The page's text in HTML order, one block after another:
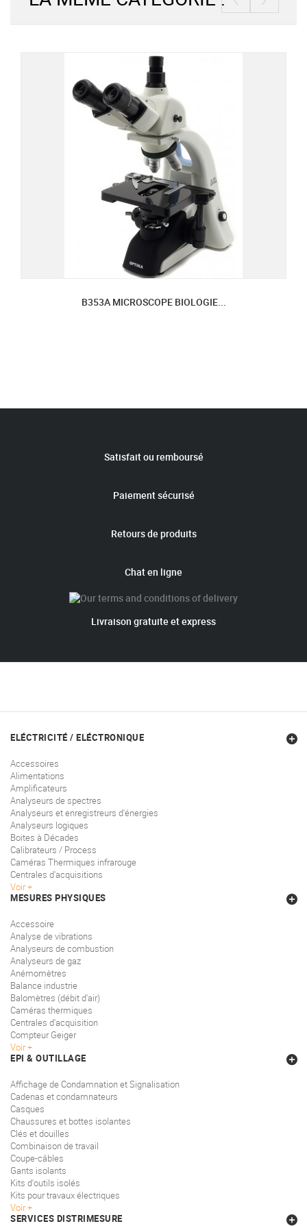
B353A MICROSCOPE BIOLOGIE...
Satisfait ou remboursé
Paiement sécurisé
Retours de produits
Chat en ligne
Livraison gratuite et express
ELÉCTRICITÉ / ELÉCTRONIQUE
Accessoires
Alimentations
Amplificateurs
Analyseurs de spectres
Analyseurs et enregistreurs d'énergies
Analyseurs logiques
Boites à Décades
Calibrateurs / Process
Caméras Thermiques infrarouge
Centrales d'acquisitions
Voir
MESURES PHYSIQUES
Accessoire
Analyse de vibrations
Analyseurs de combustion
Analyseurs de gaz
Anémomètres
Balance industrie
Balomètres (débit d'air)
Caméras thermiques
Centrales d'acquisition
Compteur Geiger
Voir
EPI & OUTILLAGE
Affichage de Condamnation et Signalisation
Cadenas et condamnateurs
Casques
Chaussures et bottes isolantes
Clés et douilles
Combinaison de travail
Coupe-câbles
Gants isolants
Kits d'outils isolés
Kits pour travaux électriques
Voir
SERVICES DISTRIMESURE